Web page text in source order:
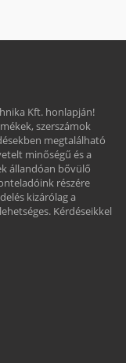
Kft. honlapján!
szerszámok
megtalálható
minőségű és a
állandóan bővülő
részére
kizárólag a
Kérdéseikkel